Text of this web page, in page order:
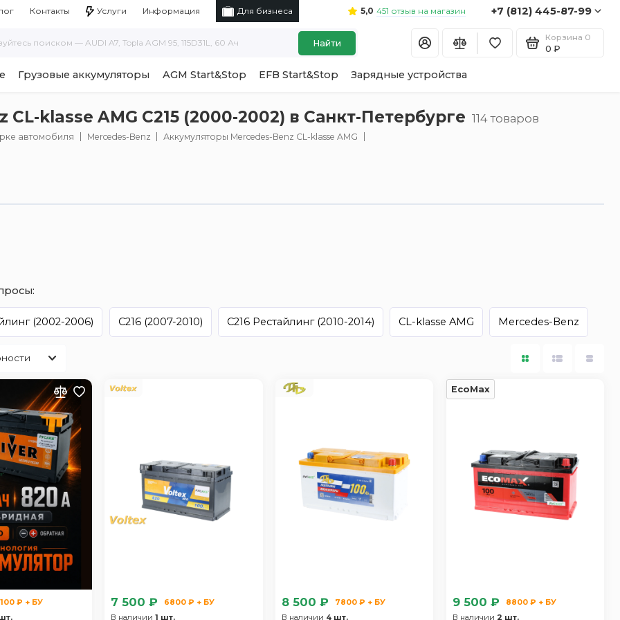
Контакты Услуги Информация Для бизнеса 5,0 451 отзыв на магазин +7 (812) 445-87-99
Найти
Корзина 0
0 ₽
Грузовые аккумуляторы AGM Start&Stop EFB Start&Stop Зарядные устройства
klasse AMG C215 (2000-2002) в Санкт-Петербурге 114 товаров
автомобиля Mercedes-Benz
Аккумуляторы Mercedes-Benz CL-klasse AMG
(2002-2006) C216 (2007-2010) C216 Рестайлинг (2010-2014) CL-klasse AMG Mercedes-Benz
₽ + БУ
7 500 ₽
6800 ₽ + БУ
В наличии1 шт.
8 500 ₽
7800 ₽ + БУ
В наличии 4 шт.
EcoMax
9 500 ₽
8800 ₽ + БУ
В наличии 2 шт.